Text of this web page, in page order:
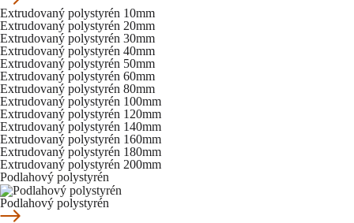
Extrudovaný polystyrén 10mm
Extrudovaný polystyrén 20mm
Extrudovaný polystyrén 30mm
Extrudovaný polystyrén 40mm
Extrudovaný polystyrén 50mm
Extrudovaný polystyrén 60mm
Extrudovaný polystyrén 80mm
Extrudovaný polystyrén 100mm
Extrudovaný polystyrén 120mm
Extrudovaný polystyrén 140mm
Extrudovaný polystyrén 160mm
Extrudovaný polystyrén 180mm
Extrudovaný polystyrén 200mm
Podlahový polystyrén
Podlahový polystyrén